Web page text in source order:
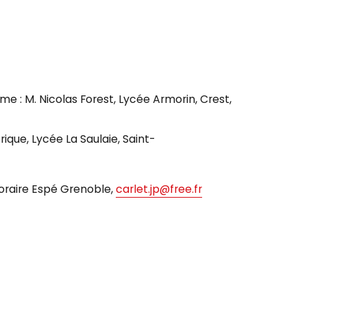
: M. Nicolas Forest, Lycée Armorin, Crest,
Lycée La Saulaie, Saint-
Espé Grenoble,carlet.jp@free.fr